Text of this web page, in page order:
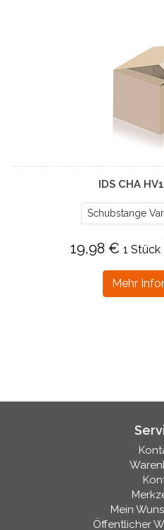
IDS CHA
Schubstange
19,98 € 1
Mehr
Mein
Öffentlicher